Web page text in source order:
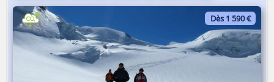
Dès 1 590 €